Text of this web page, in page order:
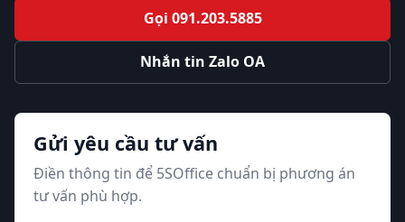
Gọi 091.203.5885
Nhắn tin Zalo OA
Gửi yêu cầu tư vấn
Điền thông tin để 5SOffice chuẩn bị phương án
tư vấn phù hợp.